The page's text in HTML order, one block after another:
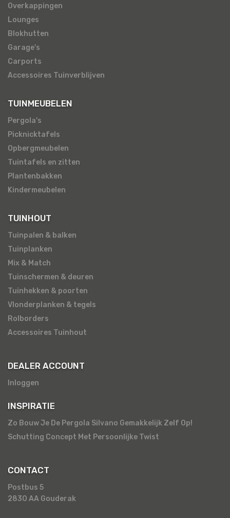
Overkappingen
Lounges
Blokhutten
Garage's
Carports
Accessoires Tuinverblijven
TUINMEUBELEN
Pergola's
Picknicktafels
Opbergmeubelen
Tuintafels en zitten
Plantenbakken
Kindermeubelen
TUINHOUT
Tuinpalen & balken
Tuinplanken
Mix & Match
Tuinschermen & deuren
Tuinhekken & poorten
Vlonderplanken & tegels
Rolborders
Accessoires Tuinhout
DEALER ACCOUNT
Inloggen
INSPIRATIE
Zo Bouw Je De Pergola Silvano Gemakkelijk Zelf Op!
Schutting Concept Met Persoonlijke Twist
CONTACT
Postbus 5
2830 AA Gouderak